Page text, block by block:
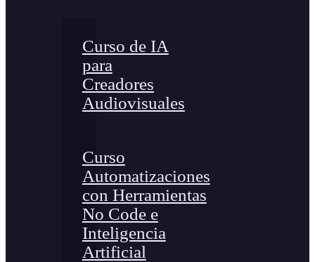
Curso de IA
para
Creadores
Audiovisuales
Curso
Automatizaciones
con Herramientas
No Code e
Inteligencia
Artificial